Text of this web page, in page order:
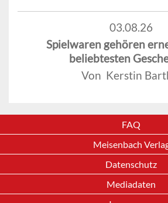
03.08.26
Spielwaren gehören
beliebtesten
Von Kerstin
FAQ
Meisenbach
Datenschutz
Mediadaten